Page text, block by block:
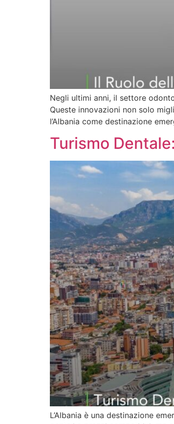
Negli ultimi anni, il settore
Queste innovazioni non solo
l’Albania come destinazione
Turismo
L’Albania è una destinazione